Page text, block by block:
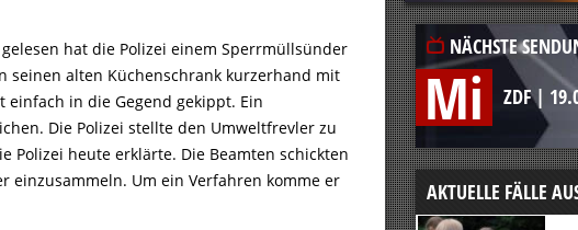
hat die Polizei einem Sperrmüllsünder
seinen alten Küchenschrank kurzerhand mit
in die Gegend gekippt. Ein
Die Polizei stellte den Umweltfrevler zu
Polizei heute erklärte. Die Beamten schickten
einzusammeln. Um ein Verfahren komme er
NÄCHSTE
Mi ZDF|
AKTUELLE FÄLLE